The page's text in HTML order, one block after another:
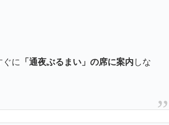
に 「通夜ぶるまい」の席に案内 しな